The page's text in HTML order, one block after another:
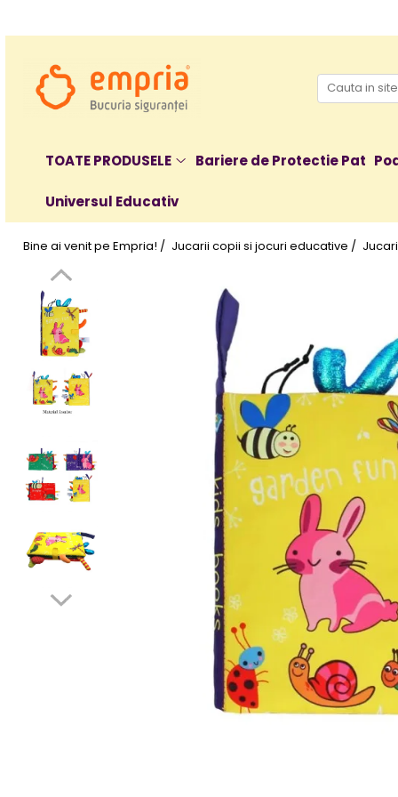
Protectii pat
Aparatori laterale patut bebe
Protectii mobilier
Protectie colturi mobila copii
Sigurante pentru sertare si usi
Sigurante geamuri si usi glisante
Kituri de siguranta pentru copii si
bebelusi
Protectii casa
Protectii utile
Deflectoare pentru aer
conditionat
Casti antifonice pentru copii si
bebelusi
Echipament protectie bicicleta si
TOATE PRODUSELE Bariere de Protectie Pat
Universul Educativ
Bine ai venit pe Empria! / Jucarii copii si jocuri educative /